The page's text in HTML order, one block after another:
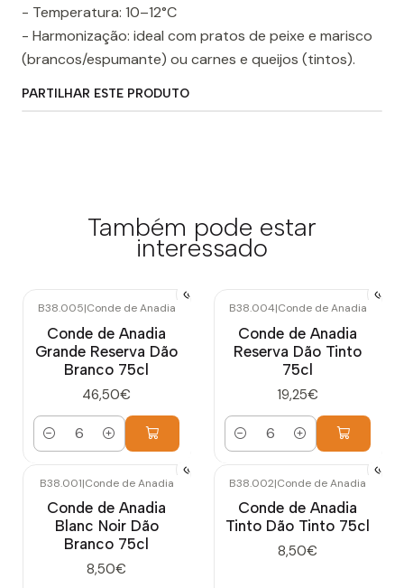
- Temperatura: 10–12°C
- Harmonização: ideal com pratos de peixe e marisco
(brancos/espumante) ou carnes e queijos (tintos).
PARTILHAR ESTE PRODUTO
Também pode estar
interessado
B38.005|Conde de Anadia
Conde de Anadia
Grande Reserva Dão
Branco 75cl
46,50€
Quantidade
B38.004|Conde de Anadia
Conde de Anadia
Reserva Dão Tinto
75cl
19,25€
Quantidade
B38.001|Conde de Anadia
Conde de Anadia
Blanc Noir Dão
Branco 75cl
8,50€
B38.002|Conde de Anadia
Conde de Anadia
Tinto Dão Tinto 75cl
8,50€